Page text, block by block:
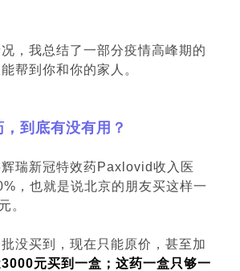
，我总结了一部分疫情高峰期的
帮到你和你的家人。
到底有没有用？
瑞新冠特效药Paxlovid收入医
，也就是说北京的朋友买这样一
。
没买到，现在只能原价，甚至加
元买到一盒；这药一盒只够一